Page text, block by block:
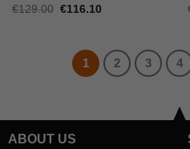
€129.00 Il
€129.00.
€116.10Il
€116.10.
1 2 3 4
ABOUT US